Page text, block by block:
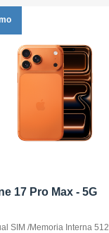
17 Pro Max - 5G
SIM /Memoria Interna